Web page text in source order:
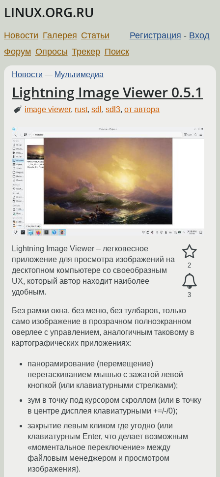
LINUX.ORG.RU
Регистрация - Вход
Новости Галерея Статьи
Форум Опросы Трекер Поиск
Новости — Мультимедиа
Lightning Image Viewer 0.5.1
image viewer, rust,sdl ,sdl3,от автора
2
3
Lightning Image Viewer – легковесное
приложение для просмотра изображений на
десктопном компьютере со своеобразным
UX, который автор находит наиболее
удобным.
Без рамки окна, без меню, без тулбаров, только
само изображение в прозрачном полноэкранном
оверлее с управлением, аналогичным таковому в
картографических приложениях:
панорамирование (перемещение)
перетаскиванием мышью с зажатой левой
кнопкой (или клавиатурными стрелками);
зум в точку под курсором скроллом (или в точку
в центре дисплея клавиатурными +=/-/0);
закрытие левым кликом где угодно (или
клавиатурным Enter, что делает возможным
«моментальное переключение» между
файловым менеджером и просмотром
изображения).